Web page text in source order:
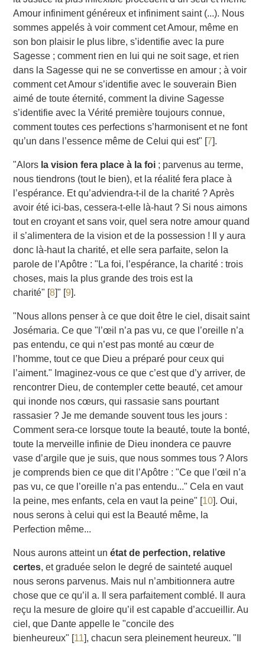
Amour infiniment généreux et infiniment saint (...). Nous
sommes appelés à voir comment cet Amour, même en
son bon plaisir le plus libre, s’identifie avec la pure
Sagesse ; comment rien en lui qui ne soit sage, et rien
dans la Sagesse qui ne se convertisse en amour ; à voir
comment cet Amour s’identifie avec le souverain Bien
aimé de toute éternité, comment la divine Sagesse
s’identifie avec la Vérité première toujours connue,
comment toutes ces perfections s’harmonisent et ne font
qu’un dans l’essence même de Celui qui est" [7].
"Alors la vision fera place à la foi ; parvenus au terme,
nous tiendrons (tout le bien), et la réalité fera place à
l’espérance. Et qu’adviendra-t-il de la charité ? Après
avoir été ici-bas, cessera-t-elle là-haut ? Si nous aimons
tout en croyant et sans voir, quel sera notre amour quand
il s’alimentera de la vision et de la possession ! Il y aura
donc là-haut la charité, et elle sera parfaite, selon la
parole de l’Apôtre : "La foi, l’espérance, la charité : trois
choses, mais la plus grande des trois est la
charité" [8]" [9].
"Nous allons penser à ce que doit être le ciel, disait saint
Josémaria. Ce que "l’œil n’a pas vu, ce que l’oreille n’a
pas entendu, ce qui n’est pas monté au cœur de
l’homme, tout ce que Dieu a préparé pour ceux qui
l’aiment." Imaginez-vous ce que c’est que d’y arriver, de
rencontrer Dieu, de contempler cette beauté, cet amour
qui inonde nos cœurs, qui rassasie sans pourtant
rassasier ? Je me demande souvent tous les jours :
Comment sera-ce lorsque toute la beauté, toute la bonté,
toute la merveille infinie de Dieu inondera ce pauvre
vase d’argile que je suis, que nous sommes tous ? Alors
je comprends bien ce que dit l’Apôtre : "Ce que l’œil n’a
pas vu, ce que l’oreille n’a pas entendu..." Cela en vaut
la peine, mes enfants, cela en vaut la peine" [10]. Oui,
nous serons à celui qui est la Beauté même, la
Perfection même...
Nous aurons atteint unétat de perfection, relative
certes, et graduée selon le degré de sainteté auquel
nous serons parvenus. Mais nul n’ambitionnera autre
chose que ce qu’il a. Il sera parfaitement comblé. Il aura
reçu la mesure de gloire qu’il est capable d’accueillir. Au
ciel, que Dante appelle le "concile des
bienheureux" [11], chacun sera pleinement heureux. "Il